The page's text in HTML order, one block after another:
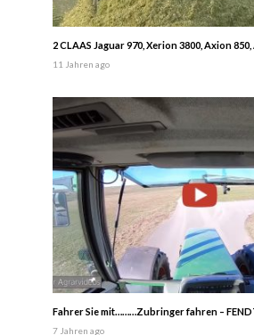
2 CLAAS Jaguar 970, Xerion 3800, Axion
11 Jahren ago
Fahrer Sie mit………Zubringer fahren –
7 Jahren ago